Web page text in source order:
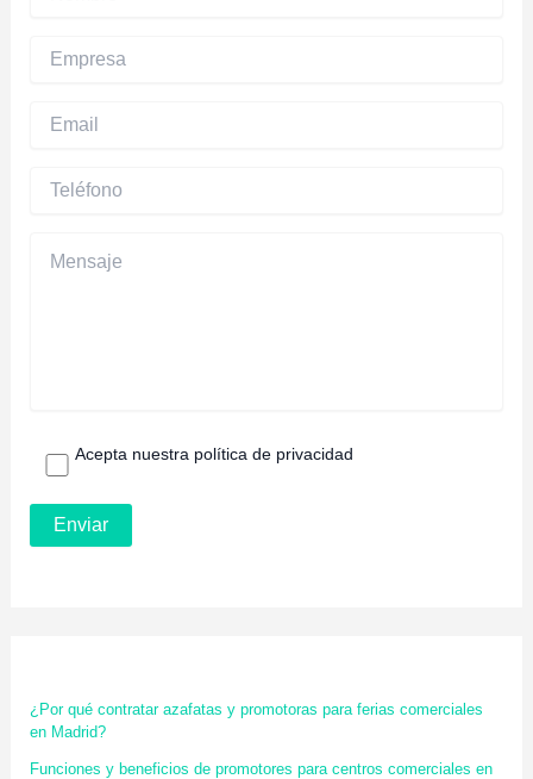
Acepta nuestra política de privacidad
¿Por qué contratar azafatas y promotoras para ferias comerciales
en Madrid?
Funciones y beneficios de promotores para centros comerciales en